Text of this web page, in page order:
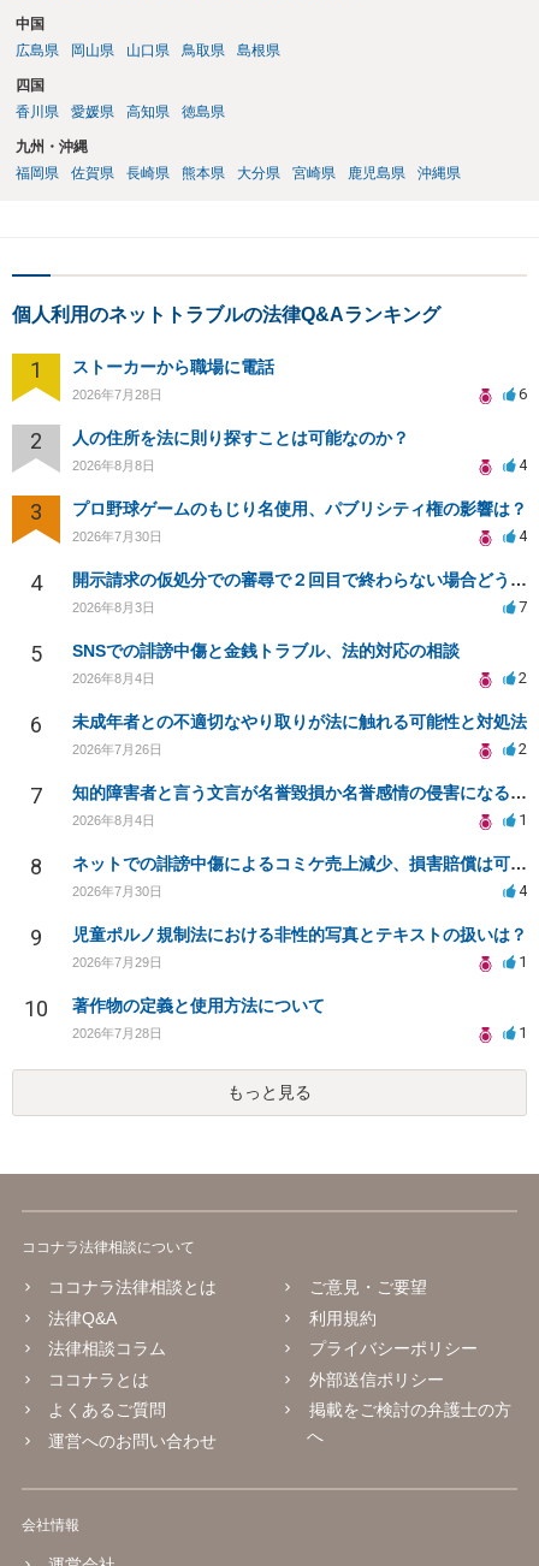
中国
広島県
岡山県 山口県 鳥取県 島根県
四国
香川県
愛媛県 高知県 徳島県
九州・沖縄
福岡県
佐賀県 長崎県 熊本県 大分県 宮崎県 鹿児島県 沖縄県
個人利用のネットトラブルの法律Q&Aランキング
1 ストーカーから職場に電話
2026年7月28日 6
2 人の住所を法に則り探すことは可能なのか？
2026年8月8日 4
3 プロ野球ゲームのもじり名使用、パブリシティ権の影響は？
2026年7月30日 4
4 開示請求の仮処分での審尋で２回目で終わらない場合どうしたらいいですか
2026年8月3日 7
5 SNSでの誹謗中傷と金銭トラブル、法的対応の相談
2026年8月4日 2
6 未成年者との不適切なやり取りが法に触れる可能性と対処法
2026年7月26日 2
7 知的障害者と言う文言が名誉毀損か名誉感情の侵害になるか教えてほしい。
2026年8月4日 1
8 ネットでの誹謗中傷によるコミケ売上減少、損害賠償は可能か？
2026年7月30日 4
9 児童ポルノ規制法における非性的写真とテキストの扱いは？
2026年7月29日 1
10 著作物の定義と使用方法について
2026年7月28日 1
もっと見る
ココナラ法律相談について
ココナラ法律相談とは
法律Q&A
法律相談コラム
ココナラとは
よくあるご質問
運営へのお問い合わせ
ご意見・ご要望
利用規約
プライバシーポリシー
外部送信ポリシー
掲載をご検討の弁護士の方
へ
会社情報